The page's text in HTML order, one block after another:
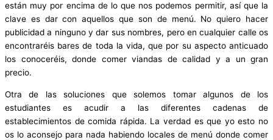
están muy por encima de lo que nos podemos permitir, así que la
clave es dar con aquellos que son de menú. No quiero hacer
publicidad a ninguno y dar sus nombres, pero en cualquier calle os
encontraréis bares de toda la vida, que por su aspecto anticuado
los conoceréis, donde comer viandas de calidad y a un gran
precio.
Otra de las soluciones que solemos tomar algunos de los
estudiantes es acudir a las diferentes cadenas de
establecimientos de comida rápida. La verdad es que yo esto no
os lo aconsejo para nada habiendo locales de menú donde comer